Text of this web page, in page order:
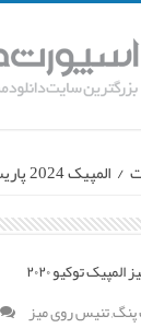
/ المپیک 2024 پاریس
توکیو ۲۰۲۰
پنگ,تنیس روی میز